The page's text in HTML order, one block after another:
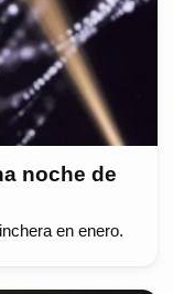
noche de
en enero.